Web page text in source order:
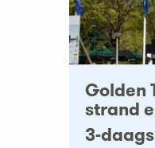
Golden
strand
3-